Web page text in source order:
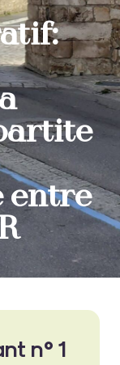
entre
n° 1